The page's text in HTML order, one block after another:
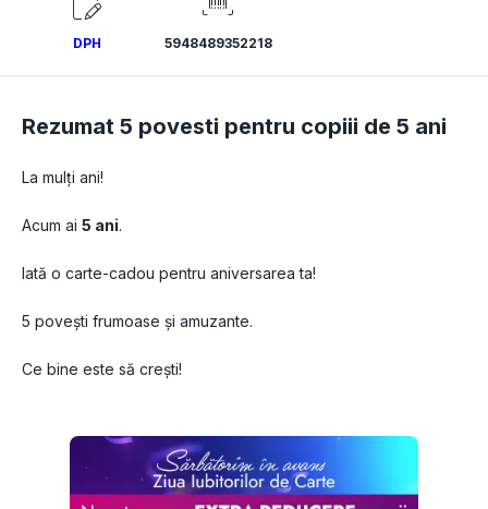
DPH 5948489352218
Rezumat 5 povesti pentru copiii de 5 ani
La mulți ani!
Acum ai 5 ani.
Iată o carte-cadou pentru aniversarea ta!
5 povești frumoase și amuzante.
Ce bine este să crești!